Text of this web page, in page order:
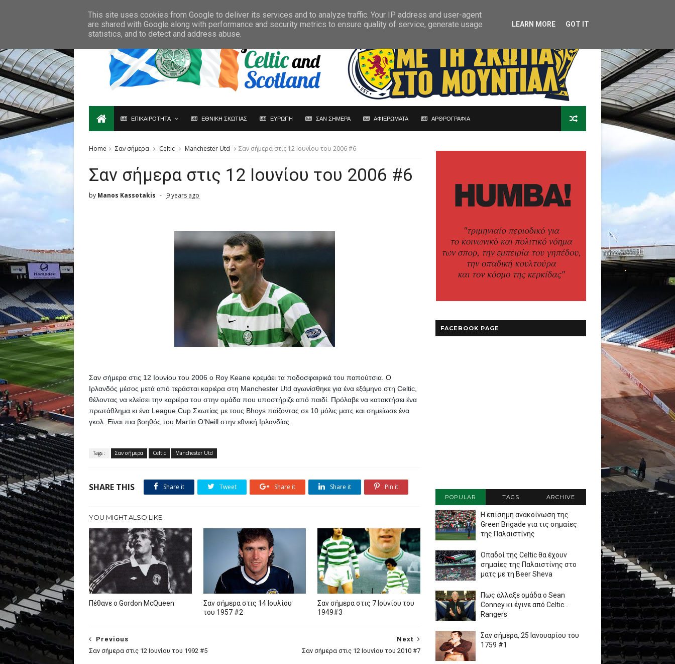
ΕΠΙΚΑΙΡΟΤΗΤΑ ΕΘΝΙΚΗ ΣΚΩΤΙΑΣ ΕΥΡΩΠΗ ΣΑΝ ΣΗΜΕΡΑ ΑΦΙΕΡΩΜΑΤΑ ΑΡΘΡΟΓΡΑΦΙΑ
Home Σαν σήμερα Celtic Manchester Utd Σαν σήμερα στις 12 Ιουνίου του 2006 #6
Σαν σήμερα στις 12 Ιουνίου του 2006 #6
by Manos Kassotakis 9 years ago
Σαν σήμερα στις 12 Ιουνίου του 2006 o Roy Keane κρεμάει τα ποδοσφαιρικά του παπούτσια. O
Ιρλανδός μέσος μετά από τεράσται καριέρα στη Manchester Utd αγωνίσθηκε για ένα εξάμηνο στη Celtic,
θέλοντας να κλείσει την καριέρα του στην ομάδα που υποστήριζε από παιδί. Πρόλαβε να κατακτήσει ένα
πρωτάθλημα κι ένα League Cup Σκωτίας με τους Bhoys παίζοντας σε 10 μόλις ματς και σημείωσε ένα
γκολ. Είναι πια βοηθός του Martin O’Neill στην εθνική Ιρλανδίας.
Tags : Σαν σήμερα Celtic Manchester Utd
SHARE THIS Share it Tweet Share it Share it Pin it
YOU MIGHT ALSO LIKE
Πέθανε ο Gordon McQueen
Σαν σήμερα στις 14 Ιουλίου
του 1957 #2
Σαν σήμερα στις 7 Ιουνίου του
1949#3
Next
Σαν σήμερα στις 12 Ιουνίου του 2010 #7
Previous
Σαν σήμερα στις 12 Ιουνίου του 1992 #5
FACEBOOK PAGE
POPULAR TAGS ARCHIVE
Η επίσημη ανακοίνωση της
Green Brigade για τις σημαίες
της Παλαιστίνης
Οπαδοί της Celtic θα έχουν
σημαίες της Παλαιστίνης στο
ματς με τη Beer Sheva
Πως άλλαξε ομάδα ο Sean
Conney κι έγινε από Celtic...
Rangers
Σαν σήμερα, 25 Ιανουαρίου του
1759 #1
This site uses cookies from Google to deliver its services and to analyze traffic. Your IP address and user-agent
are shared with Google along with performance and security metrics to ensure quality of service, generate usage
statistics, and to detect and address abuse.
LEARN MORE GOT IT